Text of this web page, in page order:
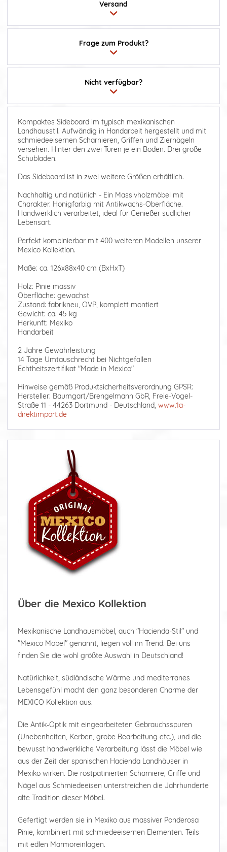
Frage zum Produkt?
Versand
Nicht verfügbar?
Kompaktes Sideboard im typisch mexikanischen
Landhausstil. Aufwändig in Handarbeit hergestellt und mit
schmiedeeisernen Scharnieren, Griffen und Ziernägeln
versehen. Hinter den zwei Türen je ein Boden. Drei große
Schubladen.
Das Sideboard ist in zwei weitere Größen erhältlich.
Nachhaltig und natürlich - Ein Massivholzmöbel mit
Charakter. Honigfarbig mit Antikwachs-Oberfläche.
Handwerklich verarbeitet, ideal für Genießer südlicher
Lebensart.
Perfekt kombinierbar mit 400 weiteren Modellen unserer
Mexico Kollektion.
Maße: ca. 126x88x40 cm (BxHxT)
Holz: Pinie massiv
Oberfläche: gewachst
Zustand: fabrikneu, OVP, komplett montiert
Gewicht: ca. 45 kg
Herkunft: Mexiko
Handarbeit
2 Jahre Gewährleistung
14 Tage Umtauschrecht bei Nichtgefallen
Echtheitszertifikat "Made in Mexico"
Hinweise gemäß Produktsicherheitsverordnung GPSR:
Hersteller: Baumgart/Brengelmann GbR, Freie-Vogel-
Straße 11 - 44263 Dortmund - Deutschland, www.1a-
direktimport.de
Über die Mexico Kollektion
Mexikanische Landhausmöbel, auch "Hacienda-Stil" und
"Mexico Möbel" genannt, liegen voll im Trend. Bei uns
finden Sie die wohl größte Auswahl in Deutschland!
Natürlichkeit, südländische Wärme und mediterranes
Lebensgefühl macht den ganz besonderen Charme der
MEXICO Kollektion aus.
Die Antik-Optik mit eingearbeiteten Gebrauchsspuren
(Unebenheiten, Kerben, grobe Bearbeitung etc.), und die
bewusst handwerkliche Verarbeitung lässt die Möbel wie
aus der Zeit der spanischen Hacienda Landhäuser in
Mexiko wirken. Die rostpatinierten Scharniere, Griffe und
Nägel aus Schmiedeeisen unterstreichen die Jahrhunderte
alte Tradition dieser Möbel.
Gefertigt werden sie in Mexiko aus massiver Ponderosa
Pinie, kombiniert mit schmiedeeisernen Elementen. Teils
mit edlen Marmoreinlagen.